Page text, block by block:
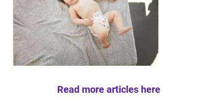
Read more articles here